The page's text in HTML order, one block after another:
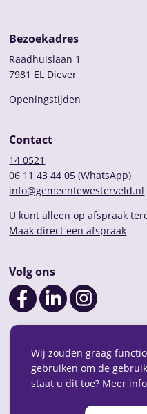
Wij zouden graag
gebruiken om de
staat u dit toe? Meer
Bezoekadres
Raadhuislaan 1
7981 EL Diever
Openingstijden
Contact
14 0521
06 11 43 44 05 (WhatsApp)
info@gemeentewesterveld.nl
U kunt alleen op afspraak
Maak direct een afspraak
Volg ons